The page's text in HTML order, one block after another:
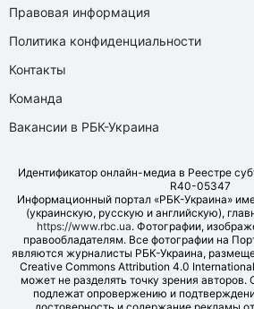
Правовая информация
Политика конфиденциальности
Контакты
Команда
Вакансии в РБК-Украина
Идентификатор онлайн-медиа в Реестре
R40-05347
Информационный портал «РБК-Украина»
(украинскую, русскую и английскую),
https://www.rbc.ua. Фотографии,
правообладателям. Все фотографии на
являются журналисты РБК-Украина,
Creative Commons Attribution 4.0
может не разделять точку зрения
подлежат опровержению и